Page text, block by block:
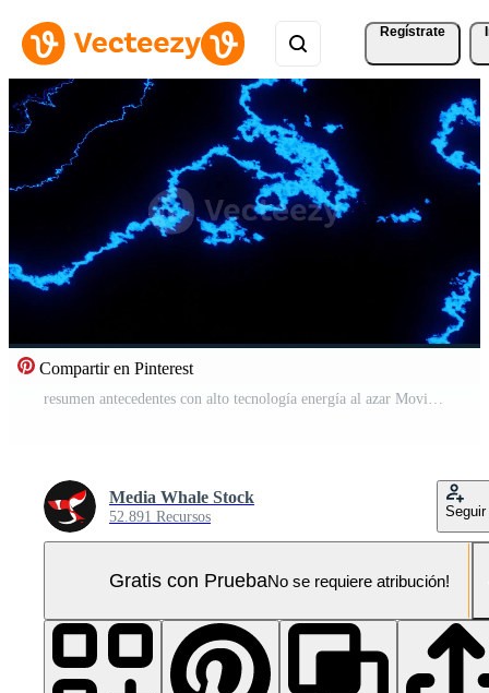
Regístrate
Compartir en Pinterest
resumen antecedentes con alto tecnología energía al azar Moviente blanco forma de onda en un negro antecedentes. diseño. monocromo energía ondas. Vídeo Pro
Media Whale Stock
52.891 Recursos Seguir
Gratis con PruebaNo se requiere atribución!